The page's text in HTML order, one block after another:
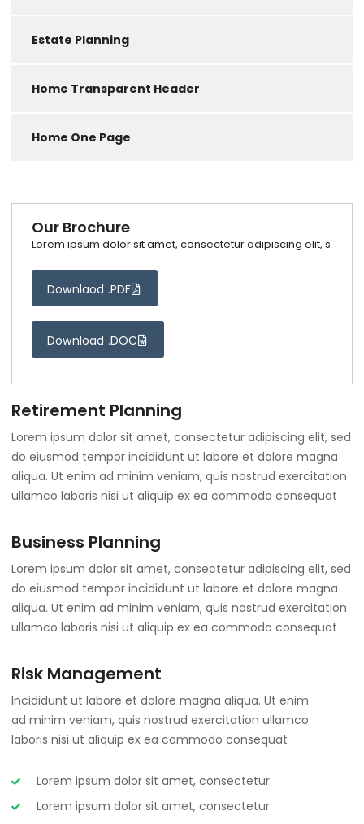
Estate Planning
Home Transparent Header
Home One Page
Our Brochure
Lorem ipsum dolor sit amet, consectetur adipiscing elit, s
Downlaod .PDF
Download .DOC
Retirement Planning
Lorem ipsum dolor sit amet, consectetur adipiscing elit, sed
do eiusmod tempor incididunt ut labore et dolore magna
aliqua. Ut enim ad minim veniam, quis nostrud exercitation
ullamco laboris nisi ut aliquip ex ea commodo consequat
Business Planning
Lorem ipsum dolor sit amet, consectetur adipiscing elit, sed
do eiusmod tempor incididunt ut labore et dolore magna
aliqua. Ut enim ad minim veniam, quis nostrud exercitation
ullamco laboris nisi ut aliquip ex ea commodo consequat
Risk Management
Incididunt ut labore et dolore magna aliqua. Ut enim
ad minim veniam, quis nostrud exercitation ullamco
laboris nisi ut aliquip ex ea commodo consequat
Lorem ipsum dolor sit amet, consectetur
Lorem ipsum dolor sit amet, consectetur